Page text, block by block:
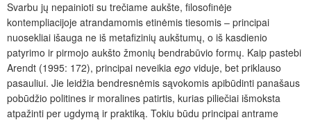
Svarbu jų nepainioti su trečiame aukšte, filosofinėje
kontempliacijoje atrandamomis etinėmis tiesomis – principai
nuosekliai išauga ne iš metafizinių aukštumų, o iš kasdienio
patyrimo ir pirmojo aukšto žmonių bendrabūvio formų. Kaip pastebi
Arendt (1995: 172), principai neveikia ego viduje, bet priklauso
pasauliui. Jie leidžia bendresnėmis sąvokomis apibūdinti panašaus
pobūdžio politines ir moralines patirtis, kurias piliečiai išmoksta
atpažinti per ugdymą ir praktiką. Tokiu būdu principai antrame